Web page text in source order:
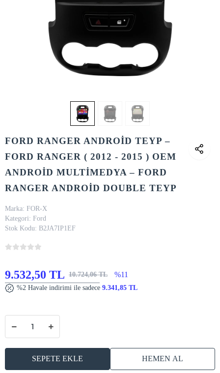
FORD RANGER ANDROİD TEYP –
FORD RANGER ( 2012 - 2015 ) OEM
ANDROİD MULTİMEDYA – FORD
RANGER ANDROİD DOUBLE TEYP
Marka: FOR-X
Kategori: Ford
Stok Kodu: B2JA7IP1EF
9.532,50 TL 10.724,06 TL %11
%2 Havale indirimi ile sadece 9.341,85 TL
SEPETE EKLE HEMEN AL